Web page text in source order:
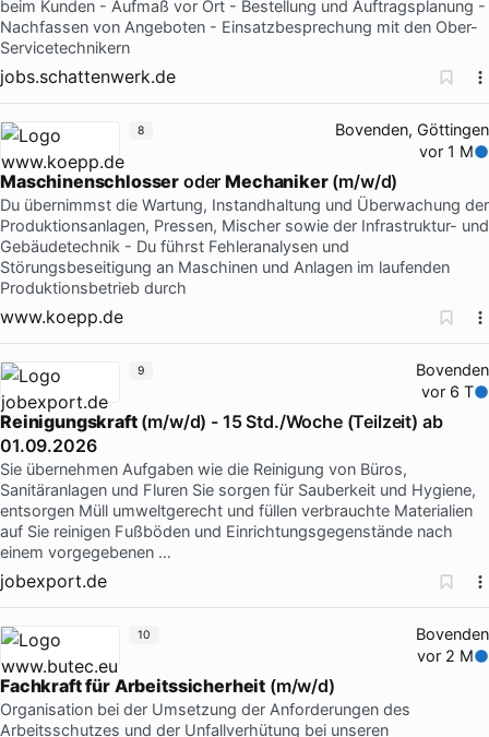
beim Kunden - Aufmaß vor Ort - Bestellung und Auftragsplanung -
Nachfassen von Angeboten - Einsatzbesprechung mit den Ober-
Servicetechnikern
jobs.schattenwerk.de
Bovenden, Göttingen
vor 1 M
Maschinenschlosser oderMechaniker(m/w/d)
Du übernimmst die Wartung, Instandhaltung und Überwachung der
Produktionsanlagen, Pressen, Mischer sowie der Infrastruktur- und
Gebäudetechnik - Du führst Fehleranalysen und
Störungsbeseitigung an Maschinen und Anlagen im laufenden
Produktionsbetrieb durch
www.koepp.de
8
Bovenden
vor 6 T
Reinigungskraft(m/w/d) - 15 Std./Woche (Teilzeit) ab
01.09.2026
Sie übernehmen Aufgaben wie die Reinigung von Büros,
Sanitäranlagen und Fluren Sie sorgen für Sauberkeit und Hygiene,
entsorgen Müll umweltgerecht und füllen verbrauchte Materialien
auf Sie reinigen Fußböden und Einrichtungsgegenstände nach
einem vorgegebenen …
jobexport.de
9
Bovenden
vor 2 M
Fachkraftfür Arbeitssicherheit (m/w/d)
Organisation bei der Umsetzung der Anforderungen des
Arbeitsschutzes und der Unfallverhütung bei unseren
10